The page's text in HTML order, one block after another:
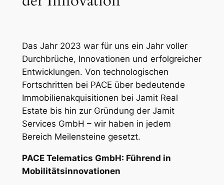
Das Jahr 2023 war für uns ein Jahr voller
Durchbrüche, Innovationen und erfolgreicher
Entwicklungen. Von technologischen
Fortschritten bei PACE über bedeutende
Immobilienakquisitionen bei Jamit Real
Estate bis hin zur Gründung der Jamit
Services GmbH – wir haben in jedem
Bereich Meilensteine gesetzt.
PACE Telematics GmbH: Führend in
Mobilitätsinnovationen